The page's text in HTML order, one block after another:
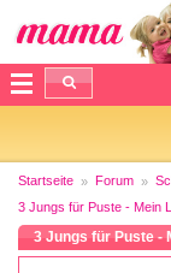
Startseite Forum
3 Jungs für Puste - Mein
3 Jungs für Puste -